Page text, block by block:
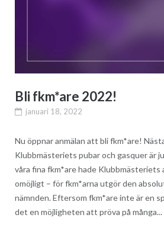
Bli fkm*are 2022!
januari 18, 2022
Nu öppnar anmälan att bli fkm*are!
Klubbmästeriets pubar och gasquer är
våra fina fkm*are hade
omöjligt – för fkm*arna utgör den
nämnden. Eftersom fkm*are inte är en
det en möjligheten att pröva på många...